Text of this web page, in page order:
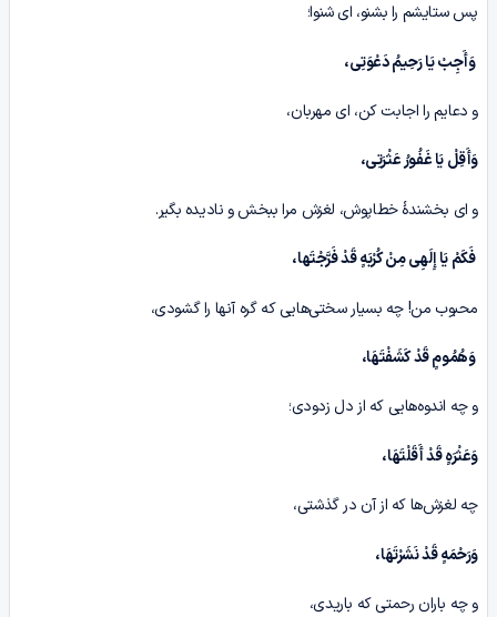
پس ستایشم را بشنو، ای شنوا؛
وَأَجِبْ یَا رَحِیمُ دَعْوَتِی،
و دعایم را اجابت کن، ای مهربان،
وَأَقِلْ یَا غَفُورُ عَثْرَتِی،
و ای بخشندهٔ خطاپوش، لغزش مرا ببخش و نادیده بگیر.
فَکَمْ یَا إِلَهِی مِنْ کُرْبَهٍ قَدْ فَرَّجْتَها،
محبوب من! چه بسیار سختی‌هایی که گره آنها را گشودی،
وَهُمُومٍ قَدْ کَشَفْتَهَا،
و چه اندوه‌هایی که از دل زدودی؛
وَعَثْرَهٍ قَدْ أَقَلْتَهَا،
چه لغزش‌ها که از آن در گذشتی،
وَرَحْمَهٍ قَدْ نَشَرْتَهَا،
و چه باران رحمتی که باریدی،